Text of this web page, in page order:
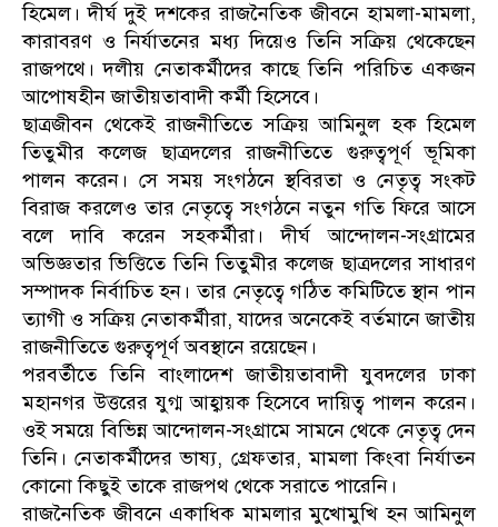
হিমেল। দীর্ঘ দুই দশকের রাজনৈতিক জীবনে হামলা-মামলা,
কারাবরণ ও নির্যাতনের মধ্য দিয়েও তিনি সক্রিয় থেকেছেন
রাজপথে। দলীয় নেতাকর্মীদের কাছে তিনি পরিচিত একজন
আপোষহীন জাতীয়তাবাদী কর্মী হিসেবে।
ছাত্রজীবন থেকেই রাজনীতিতে সক্রিয় আমিনুল হক হিমেল
তিতুমীর কলেজ ছাত্রদলের রাজনীতিতে গুরুত্বপূর্ণ ভূমিকা
পালন করেন। সে সময় সংগঠনে স্থবিরতা ও নেতৃত্ব সংকট
বিরাজ করলেও তার নেতৃত্বে সংগঠনে নতুন গতি ফিরে আসে
বলে দাবি করেন সহকর্মীরা। দীর্ঘ আন্দোলন-সংগ্রামের
অভিজ্ঞতার ভিত্তিতে তিনি তিতুমীর কলেজ ছাত্রদলের সাধারণ
সম্পাদক নির্বাচিত হন। তার নেতৃত্বে গঠিত কমিটিতে স্থান পান
ত্যাগী ও সক্রিয় নেতাকর্মীরা, যাদের অনেকেই বর্তমানে জাতীয়
রাজনীতিতে গুরুত্বপূর্ণ অবস্থানে রয়েছেন।
পরবর্তীতে তিনি বাংলাদেশ জাতীয়তাবাদী যুবদলের ঢাকা
মহানগর উত্তরের যুগ্ম আহ্বায়ক হিসেবে দায়িত্ব পালন করেন।
ওই সময়ে বিভিন্ন আন্দোলন-সংগ্রামে সামনে থেকে নেতৃত্ব দেন
তিনি। নেতাকর্মীদের ভাষ্য, গ্রেফতার, মামলা কিংবা নির্যাতন
কোনো কিছুই তাকে রাজপথ থেকে সরাতে পারেনি।
রাজনৈতিক জীবনে একাধিক মামলার মুখোমুখি হন আমিনুল